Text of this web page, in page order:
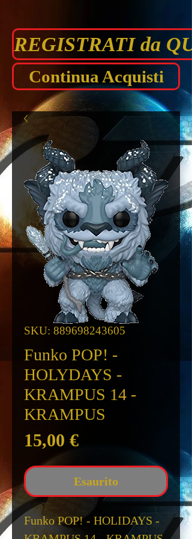
REGISTRATI da
Continua Acquisti
SKU: 889698243605
Funko POP! -
HOLYDAYS -
KRAMPUS 14 -
KRAMPUS
15,00 €Prezzo
Esaurito
Funko POP! - HOLIDAYS -